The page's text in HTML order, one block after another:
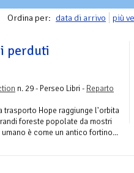
Ordina per: data di arrivo più
perduti
n. 29 - Perseo Libri - Reparto
trasporto Hope raggiunge l'orbita
foreste popolate da mostri
è come un antico fortino...